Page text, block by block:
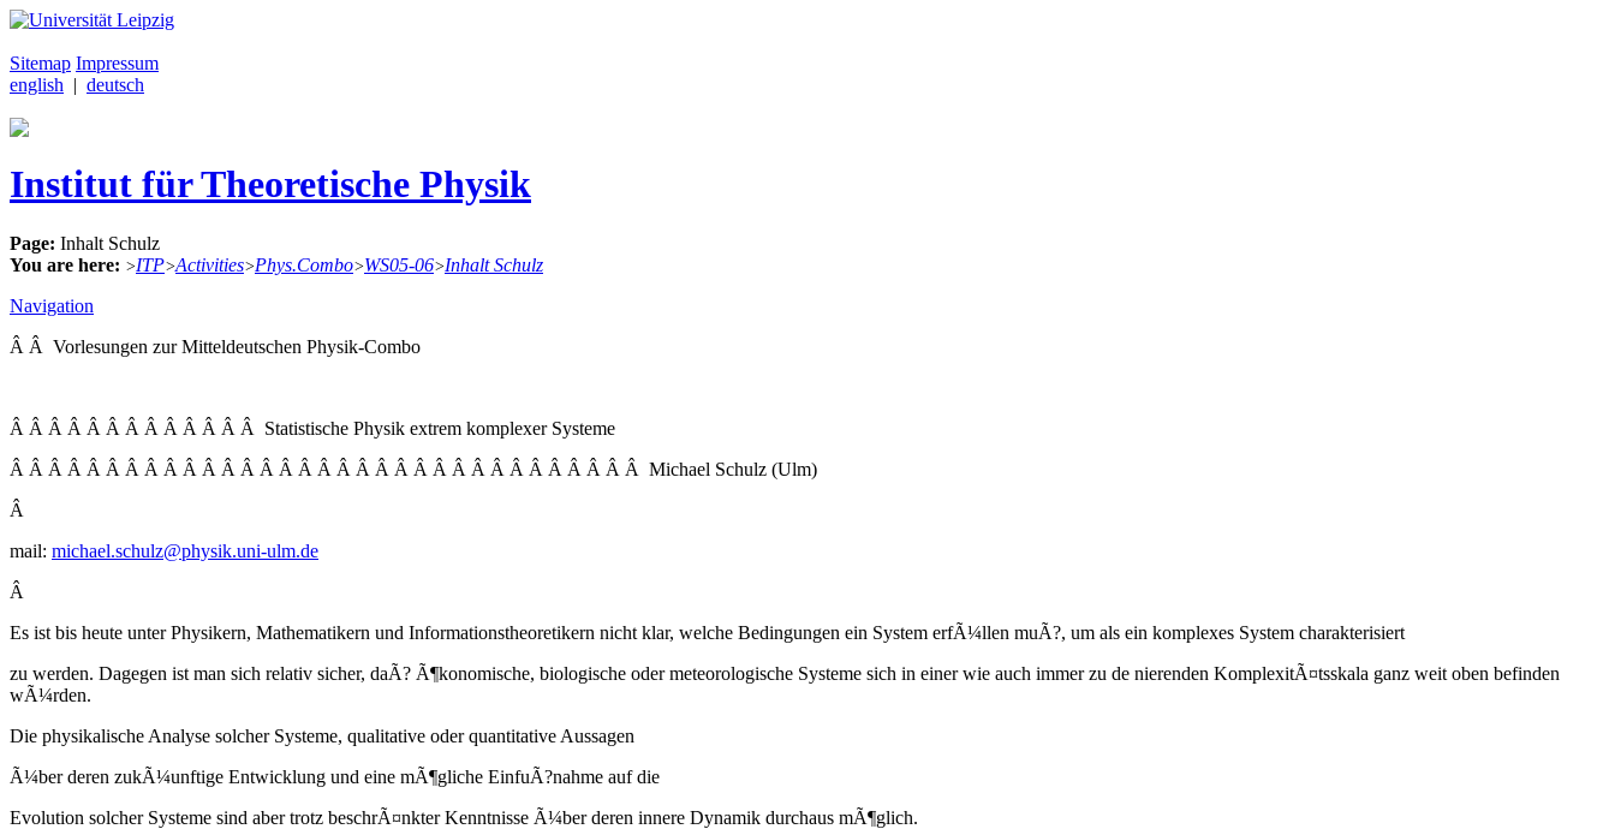
Sitemap Impressum
english | deutsch
Institut für Theoretische Physik
Page: Inhalt Schulz
You are here: >ITP>Activities>Phys.Combo>WS05-06>Inhalt Schulz
Navigation
Â Â Vorlesungen zur Mitteldeutschen Physik-Combo
Â Â Â Â Â Â Â Â Â Â Â Â Â Statistische Physik extrem komplexer Systeme
Â Â Â Â Â Â Â Â Â Â Â Â Â Â Â Â Â Â Â Â Â Â Â Â Â Â Â Â Â Â Â Â Â Michael Schulz (Ulm)
Â
mail: michael.schulz@physik.uni-ulm.de
Â
Es ist bis heute unter Physikern, Mathematikern und Informationstheoretikern nicht klar, welche Bedingungen ein System erfÃ¼llen muÃ?, um als ein komplexes System charakterisiert
zu werden. Dagegen ist man sich relativ sicher, daÃ? Ã¶konomische, biologische oder meteorologische Systeme sich in einer wie auch immer zu de nierenden KomplexitÃ¤tsskala ganz weit oben befinden
wÃ¼rden.
Die physikalische Analyse solcher Systeme, qualitative oder quantitative Aussagen
Ã¼ber deren zukÃ¼unftige Entwicklung und eine mÃ¶gliche EinfuÃ?nahme auf die
Evolution solcher Systeme sind aber trotz beschrÃ¤nkter Kenntnisse Ã¼ber deren innere Dynamik durchaus mÃ¶glich.